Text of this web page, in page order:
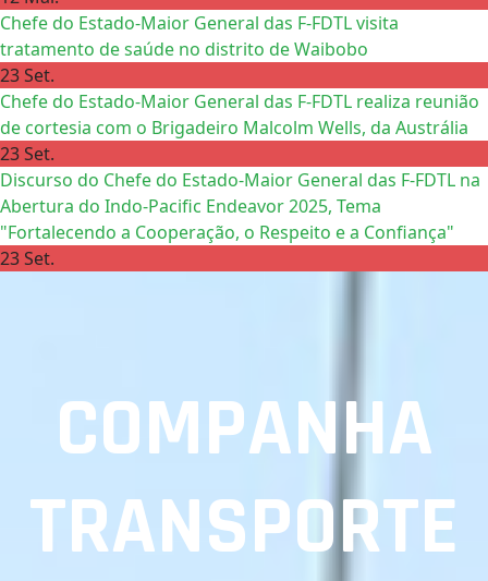
Chefe do Estado-Maior General das F-FDTL visita
tratamento de saúde no distrito de Waibobo
23 Set.
Chefe do Estado-Maior General das F-FDTL realiza reunião
de cortesia com o Brigadeiro Malcolm Wells, da Austrália
23 Set.
Discurso do Chefe do Estado-Maior General das F-FDTL na
Abertura do Indo-Pacific Endeavor 2025, Tema
"Fortalecendo a Cooperação, o Respeito e a Confiança"
23 Set.
COMPANHA
TRANSPORTE